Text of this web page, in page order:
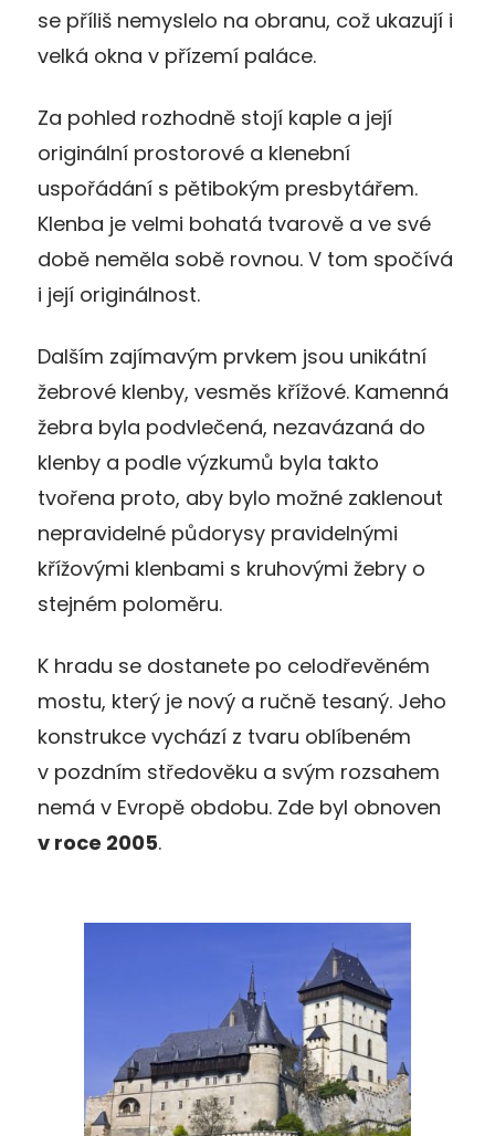
se příliš nemyslelo na obranu, což ukazují i
velká okna v přízemí paláce.
Za pohled rozhodně stojí kaple a její
originální prostorové a klenební
uspořádání s pětibokým presbytářem.
Klenba je velmi bohatá tvarově a ve své
době neměla sobě rovnou. V tom spočívá
i její originálnost.
Dalším zajímavým prvkem jsou unikátní
žebrové klenby, vesměs křížové. Kamenná
žebra byla podvlečená, nezavázaná do
klenby a podle výzkumů byla takto
tvořena proto, aby bylo možné zaklenout
nepravidelné půdorysy pravidelnými
křížovými klenbami s kruhovými žebry o
stejném poloměru.
K hradu se dostanete po celodřevěném
mostu, který je nový a ručně tesaný. Jeho
konstrukce vychází z tvaru oblíbeném
v pozdním středověku a svým rozsahem
nemá v Evropě obdobu. Zde byl obnoven
v roce 2005.